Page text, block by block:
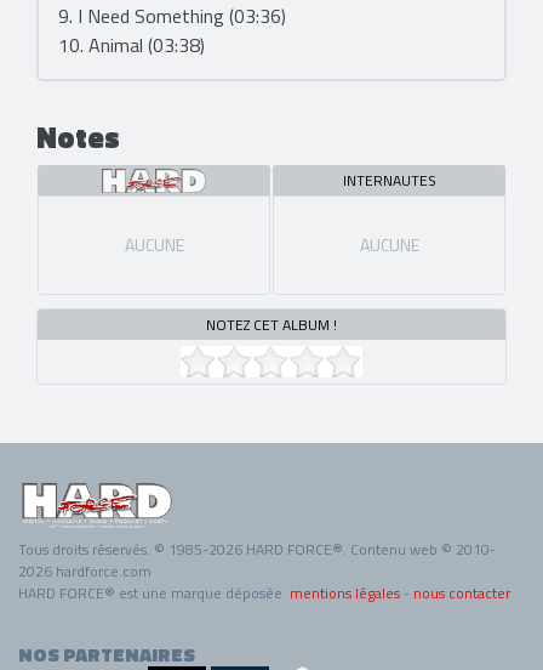
9. I Need Something (03:36)
10. Animal (03:38)
Notes
AUCUNE
INTERNAUTES
AUCUNE
NOTEZ CET ALBUM !
Tous droits réservés. © 1985-2026 HARD FORCE®. Contenu web © 2010-
2026 hardforce.com
HARD FORCE® est une marque déposée. mentions légales - nous contacter
NOS PARTENAIRES